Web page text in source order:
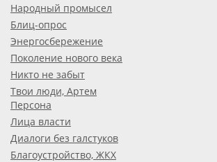
Народный промысел
Блиц-опрос
Энергосбережение
Поколение нового века
Никто не забыт
Твои люди, Артем
Персона
Лица власти
Диалоги без галстуков
Благоустройство, ЖКХ